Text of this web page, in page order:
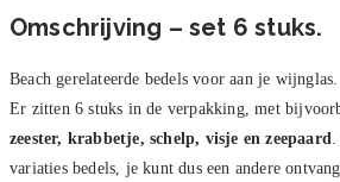
Omschrijving – set 6 stuks.
Beach gerelateerde bedels voor aan je wijnglas.
Er zitten 6 stuks in de verpakking, met
zeester, krabbetje, schelp, visje en zeepaard
variaties bedels, je kunt dus een andere